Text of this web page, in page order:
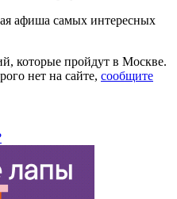
афиша самых интересных
которые пройдут в Москве.
нет на сайте, сообщите